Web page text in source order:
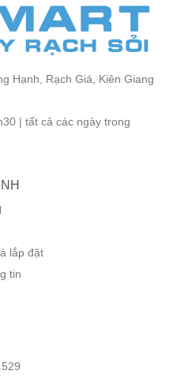
Hạnh, Rạch Giá, Kiên Giang
| tất cả các ngày trong
lắp đặt
tin